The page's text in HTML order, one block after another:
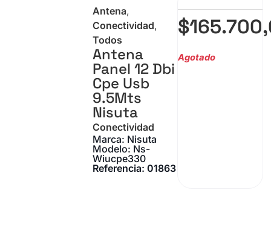
Antena,
Conectividad,
Todos
Antena
Panel 12 Dbi
Cpe Usb
9.5Mts
Nisuta
Conectividad
Marca: Nisuta
Modelo: Ns-
Wiucpe330
Referencia: 01863
$
Agotado